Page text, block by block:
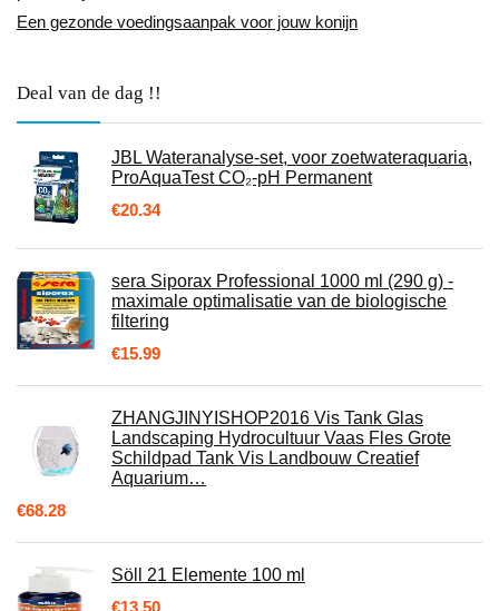
Een gezonde voedingsaanpak voor jouw konijn
Deal van de dag !!
JBL Wateranalyse-set, voor zoetwateraquaria,
ProAquaTest CO₂-pH Permanent
€20.34
sera Siporax Professional 1000 ml (290 g) -
maximale optimalisatie van de biologische
filtering
€15.99
ZHANGJINYISHOP2016 Vis Tank Glas
Landscaping Hydrocultuur Vaas Fles Grote
Schildpad Tank Vis Landbouw Creatief
Aquarium…
€68.28
Söll 21 Elemente 100 ml